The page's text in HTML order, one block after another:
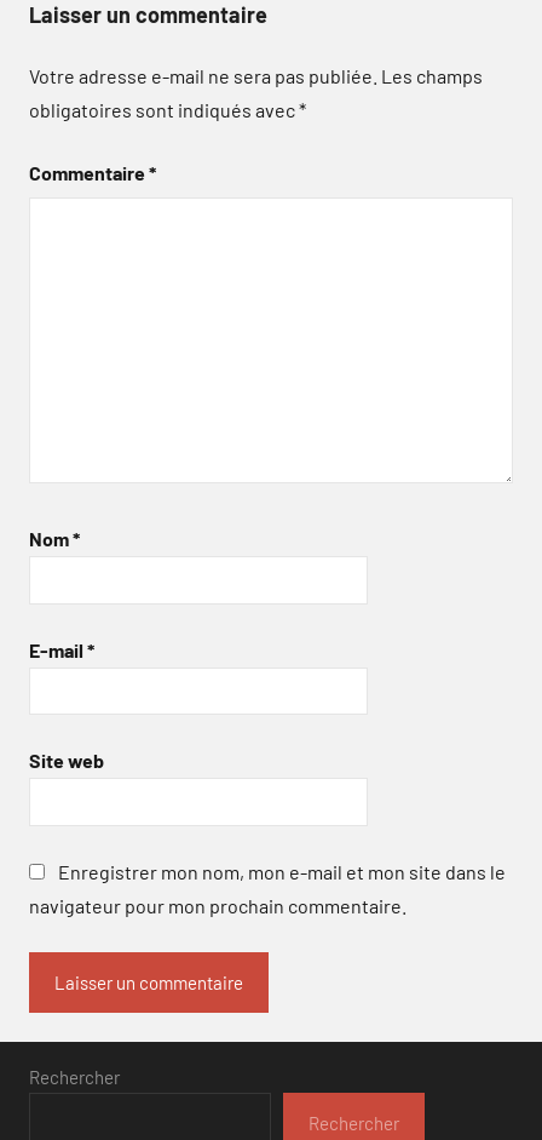
Laisser un commentaire
Votre adresse e-mail ne sera pas publiée. Les champs
obligatoires sont indiqués avec*
Commentaire*
Nom*
E-mail *
Site web
Enregistrer mon nom, mon e-mail et mon site dans le
navigateur pour mon prochain commentaire.
Rechercher
Rechercher